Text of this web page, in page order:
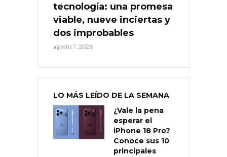
tecnología: una promesa
viable, nueve inciertas y
dos improbables
agosto 7, 2026
LO MÁS LEÍDO DE LA SEMANA
¿Vale la pena
esperar el
iPhone 18 Pro?
Conoce sus 10
principales